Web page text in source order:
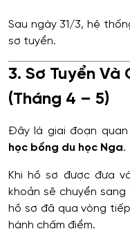
Sau ngày 31/3, hệ
sơ tuyển.
3. Sơ Tuyển Và
(Tháng 4 – 5)
Đây là giai đoạn
học bổng du học Nga.
Khi hồ sơ được đưa
khoản sẽ chuyển
hồ sơ đã qua vòng
hành chấm điểm.